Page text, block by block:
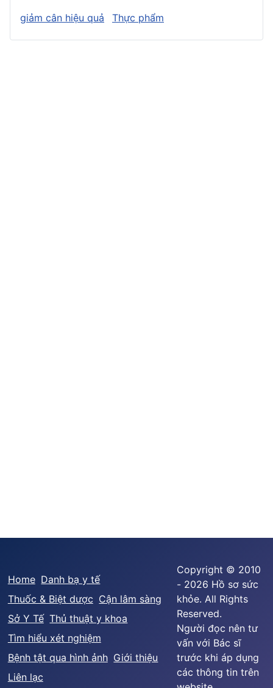
giảm cân hiệu quả
Thực phẩm
Home Danh bạ y tế
Thuốc & Biệt dược Cận lâm sàng
Sở Y Tế Thủ thuật y khoa
Tìm hiểu xét nghiệm
Bệnh tật qua hình ảnh Giới thiệu
Liên lạc
Copyright © 2010
- 2026 Hồ sơ sức
khỏe. All Rights
Reserved.
Người đọc nên tư
vấn với Bác sĩ
trước khi áp dụng
các thông tin trên